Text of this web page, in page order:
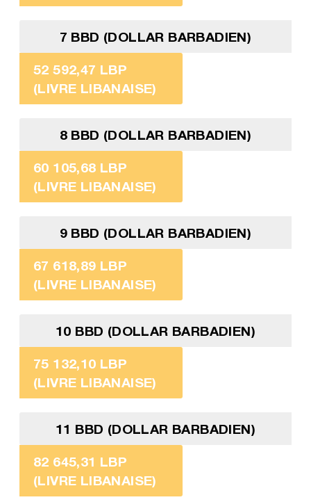
7 BBD (DOLLAR BARBADIEN)
52 592,47 LBP
(LIVRE LIBANAISE)
8 BBD (DOLLAR BARBADIEN)
60 105,68 LBP
(LIVRE LIBANAISE)
9 BBD (DOLLAR BARBADIEN)
67 618,89 LBP
(LIVRE LIBANAISE)
10 BBD (DOLLAR BARBADIEN)
75 132,10 LBP
(LIVRE LIBANAISE)
11 BBD (DOLLAR BARBADIEN)
82 645,31 LBP
(LIVRE LIBANAISE)